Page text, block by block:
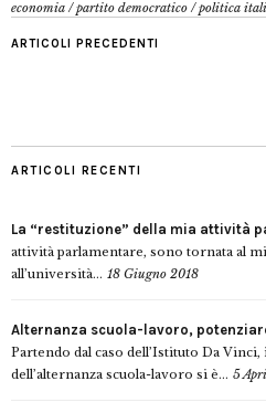
economia /partito democratico /politica
ARTICOLI PRECEDENTI
ARTICOLI RECENTI
La “restituzione” della mia attività
attività parlamentare, sono tornata al
all’università... 18 Giugno 2018
Alternanza scuola-lavoro,
Partendo dal caso dell’Istituto Da
dell’alternanza scuola-lavoro si è... 5